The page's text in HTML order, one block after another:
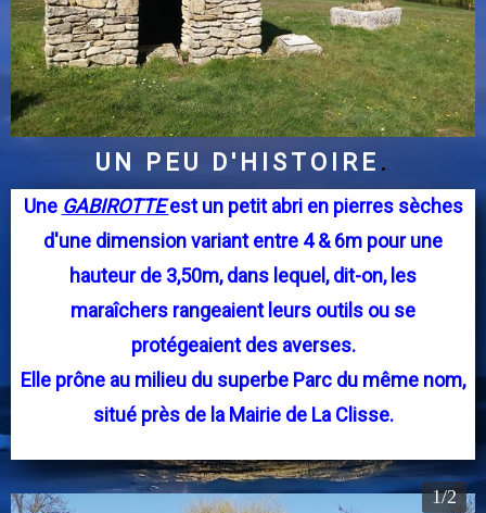
UN PEU D'HISTOIRE .
Une GABIROTTEest un petit abri en pierres sèches
d'une dimension variant entre 4 & 6m pour une
hauteur de 3,50m, dans lequel, dit-on, les
maraîchers rangeaient leurs outils ou se
protégeaient des averses.
Elle prône au milieu du superbe Parc du même nom,
situé près de la Mairie de La Clisse.
1/2